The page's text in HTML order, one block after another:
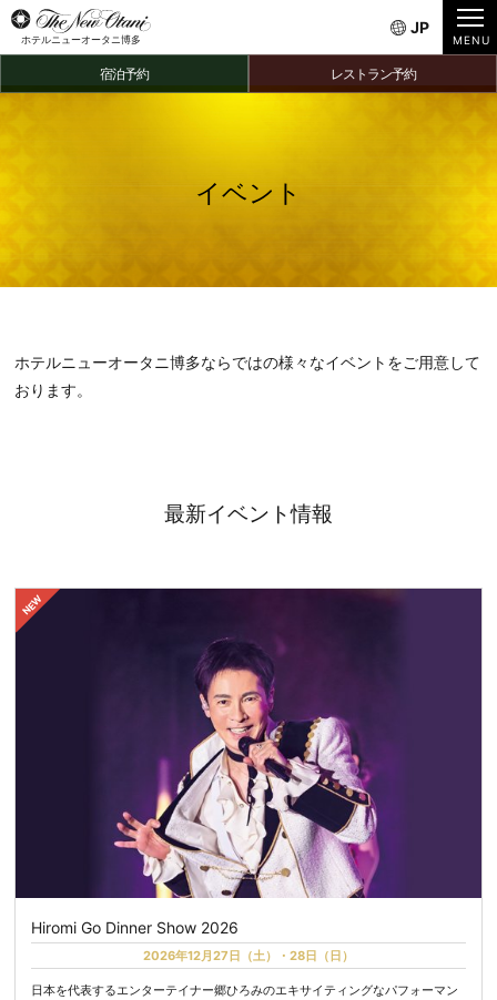
ホテルニューオータニ博多
JP
宿泊予約 レストラン予約
イベント
ホテルニューオータニ博多ならではの様々なイベントをご用意して
おります。
最新イベント情報
Hiromi Go Dinner Show 2026
2026年12月27日（土）・28日（日）
日本を代表するエンターテイナー郷ひろみのエキサイティングなパフォーマン